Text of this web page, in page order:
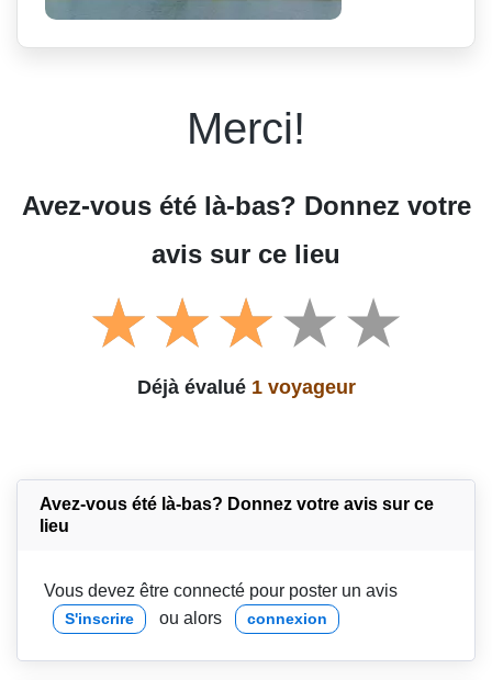
Merci!
Avez-vous été là-bas? Donnez votre
avis sur ce lieu
Déjà évalué 1 voyageur
Avez-vous été là-bas? Donnez votre avis sur ce
lieu
Vous devez être connecté pour poster un avis
S'inscrire ou alors connexion